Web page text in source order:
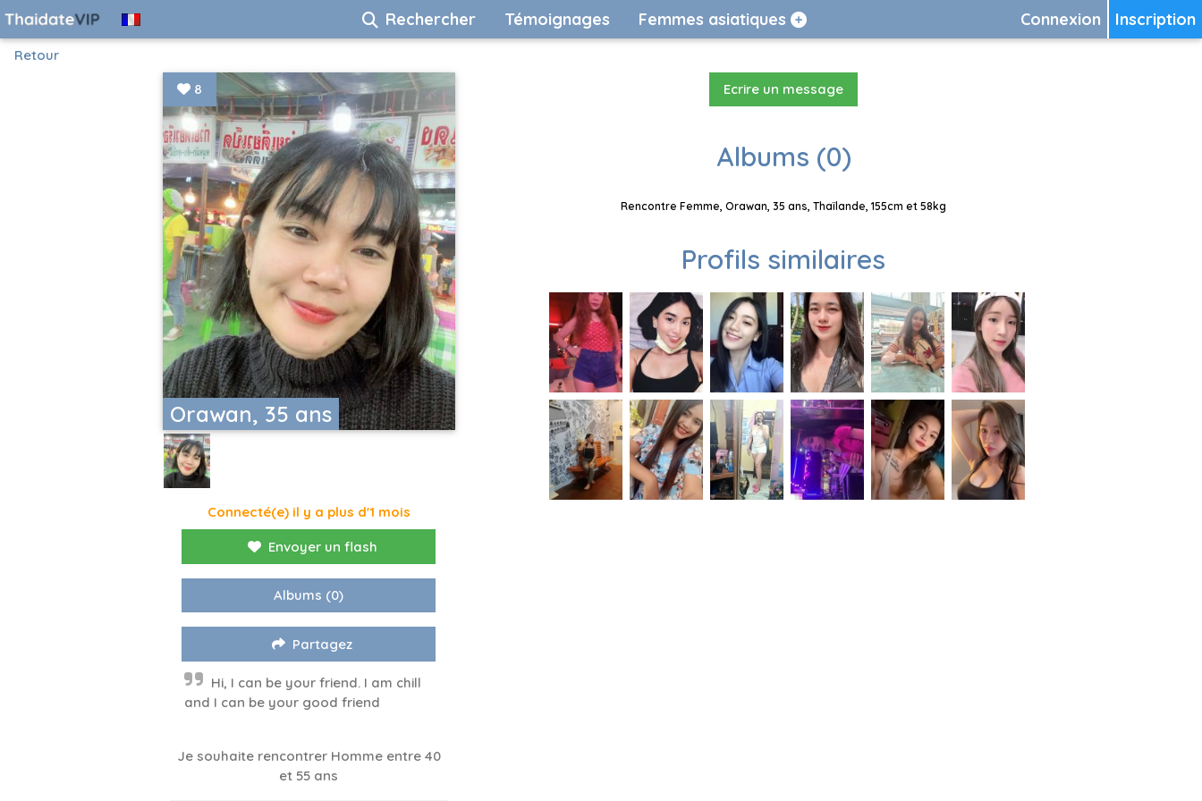
Inscription
Connexion
Rechercher Témoignages Femmes asiatiques
Retour
Orawan, 35 ans
8
Connecté(e) il y a plus d'1 mois
Envoyer un flash
Albums (0)
Partagez
Hi, I can be your friend. I am chill
and I can be your good friend
Je souhaite rencontrer Homme entre 40
et 55 ans
Ecrire un message
Albums (0)
Rencontre Femme, Orawan, 35 ans, Thaïlande, 155cm et 58kg
Profils similaires